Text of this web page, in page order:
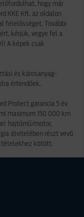
hogy már
KKE Kft. az oldalon
felelősséget. További
kérjük, vegye fel a
A képek csak
és károsanyag-
értendőek.
Protect garancia 5 év
maximum 150 000 km
hajtómű/motor,
átvitelében részt vevő
kötött.